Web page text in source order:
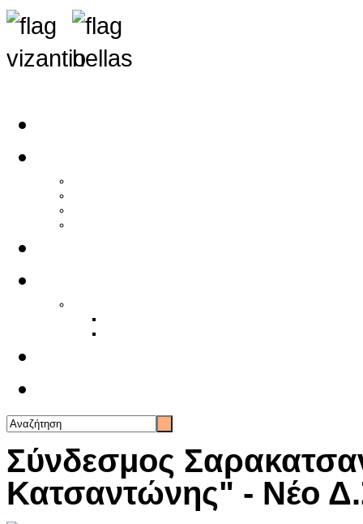
Σύνδεσμος
Κατσαντώνης" - Νέο